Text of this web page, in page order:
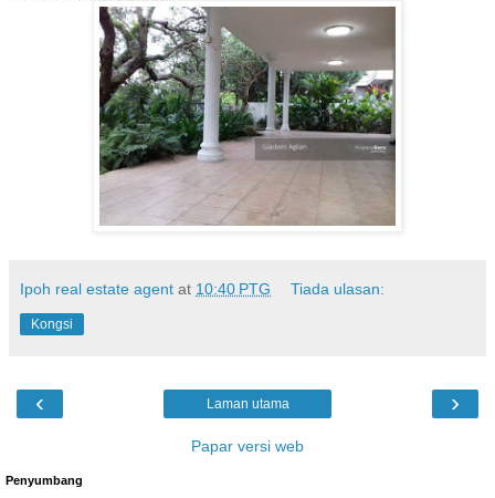
Ipoh real estate agent at 10:40 PTG Tiada ulasan:
Kongsi
‹ ›
Laman utama
Papar versi web
Penyumbang